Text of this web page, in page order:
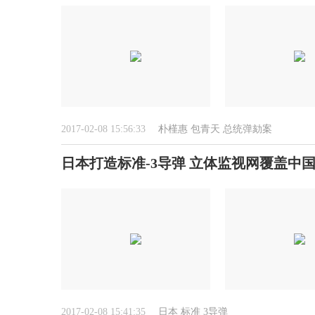
2017-02-08 15:56:33 朴槿惠 包青天 总统弹劾案
日本打造标准-3导弹 立体监视网覆盖中
2017-02-08 15:41:35 日本 标准 3导弹